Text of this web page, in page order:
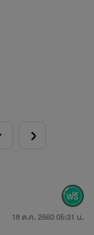
ขียนแต่ละบทให้
18 ต.ค. 2560 05:31 น.